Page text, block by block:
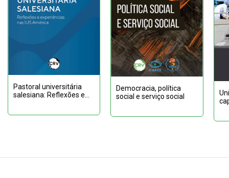
Pastoral universitária
salesiana: Reflexões e
Democracia, política
social e serviço social